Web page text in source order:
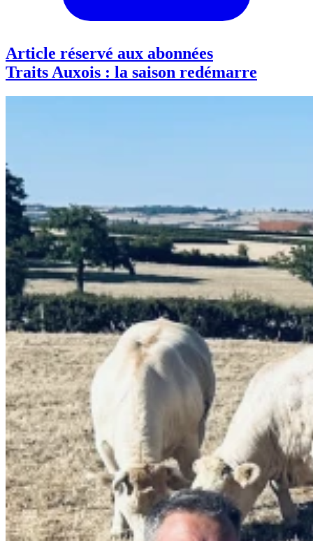
Article réservé aux abonnées
Traits Auxois : la saison redémarre